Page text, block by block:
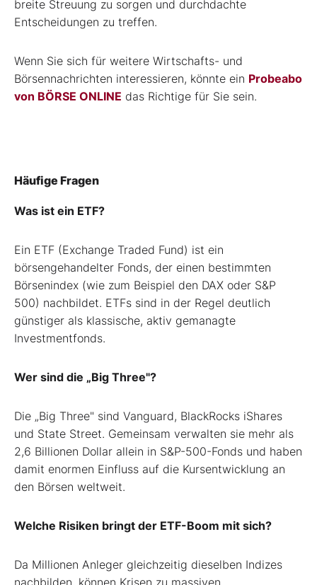
breite Streuung zu sorgen und durchdachte
Entscheidungen zu treffen.
Wenn Sie sich für weitere Wirtschafts- und
Börsennachrichten interessieren, könnte ein Probeabo
von BÖRSE ONLINE das Richtige für Sie sein.
Häufige Fragen
Was ist ein ETF?
Ein ETF (Exchange Traded Fund) ist ein
börsengehandelter Fonds, der einen bestimmten
Börsenindex (wie zum Beispiel den DAX oder S&P
500) nachbildet. ETFs sind in der Regel deutlich
günstiger als klassische, aktiv gemanagte
Investmentfonds.
Wer sind die „Big Three"?
Die „Big Three" sind Vanguard, BlackRocks iShares
und State Street. Gemeinsam verwalten sie mehr als
2,6 Billionen Dollar allein in S&P-500-Fonds und haben
damit enormen Einfluss auf die Kurs­entwicklung an
den Börsen weltweit.
Welche Risiken bringt der ETF-Boom mit sich?
Da Millionen Anleger gleichzeitig dieselben Indizes
nachbilden, können Krisen zu massiven